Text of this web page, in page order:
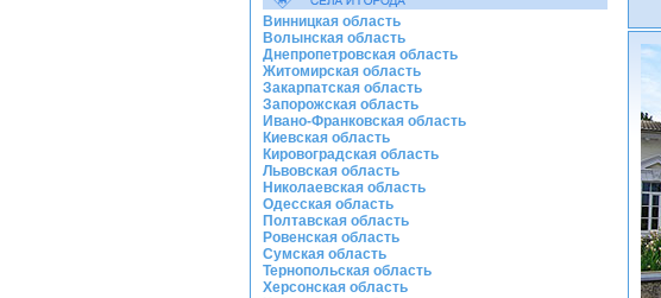
Винницкая область
Волынская область
Днепропетровская область
Житомирская область
Закарпатская область
Запорожская область
Ивано-Франковская область
Киевская область
Кировоградская область
Львовская область
Николаевская область
Одесская область
Полтавская область
Ровенская область
Сумская область
Тернопольская область
Херсонская область